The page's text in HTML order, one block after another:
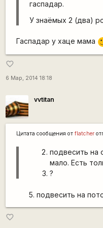
гаспадар.
У знаёмых 2 (два)
Гаспадар у хаце мама
favorite_border
6 Мар, 2014 18:18
vvtitan
Цитата сообщения от flatcher
подвесить на
мало. Есть
?
подвесить на
favorite_border